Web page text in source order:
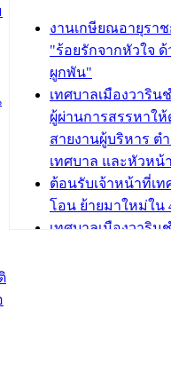
กองสวัสดิการสังคม
วารินชำราบ จัดโค
ระยะสั้น ประจำปี
ถักทอผลิตภัณฑ์จาก
บทความ อื่นๆ ...
งานเกษียณอายุราช
"ร้อยรักจากหัวใจ
ผูกพัน"
เทศบาลเมืองวาริ
ผู้ผ่านการสรรหาใ
สายงานผู้บริหาร ต
เทศบาล และหัวหน้
ต้อนรับเจ้าหน้าที่เ
โอน ย้ายมาใหม่ใน
เทศบาลเมืองวาริน
ต้อนรับพนักงานเท
สรรหาให้ดำรงตำ